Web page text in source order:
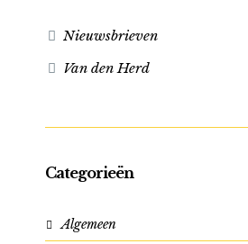
Nieuwsbrieven
Van den Herd
Categorieën
Algemeen